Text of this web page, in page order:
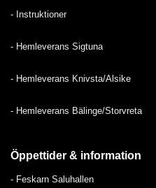
- Instruktioner
- Hemleverans Sigtuna
- Hemleverans Knivsta/Alsike
- Hemleverans Bälinge/Storvreta
Öppettider & information
- Feskarn Saluhallen